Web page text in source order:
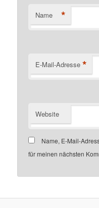
Name *
E-Mail-Adresse *
Website
Name, E-Mail-
für meinen nächsten